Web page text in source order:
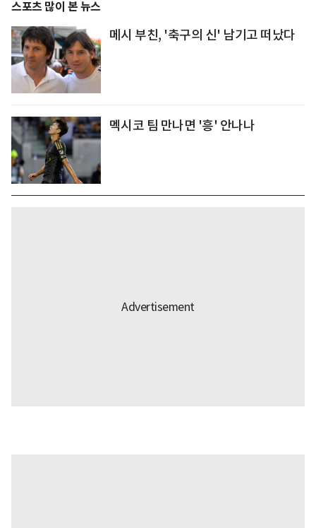
스포츠 많이 본 뉴스
메시 부친, '축구의 신' 남기고 떠났다
멕시코 팀 만나면 '흥' 안나나